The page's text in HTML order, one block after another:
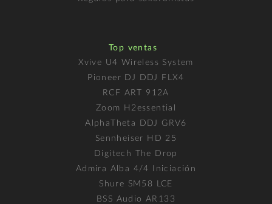
Top ventas
Xvive U4 Wireless System
Pioneer DJ DDJ FLX4
RCF ART 912A
Zoom H2essential
AlphaTheta DDJ GRV6
Sennheiser HD 25
Digitech The Drop
Admira Alba 4/4 Iniciación
Shure SM58 LCE
BSS Audio AR133